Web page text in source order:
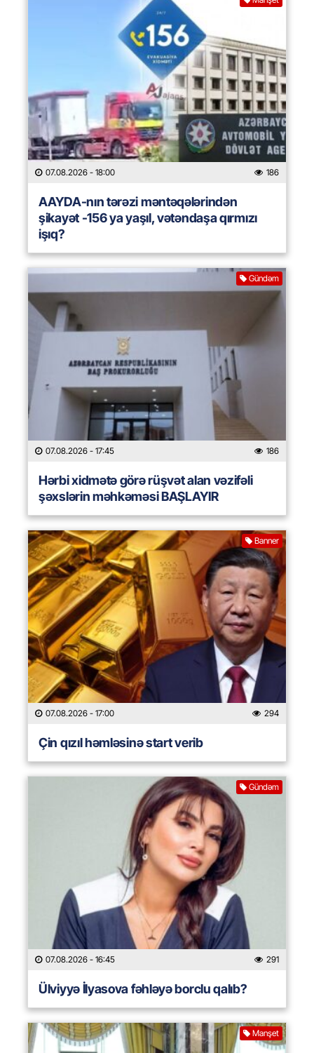
07.08.2026 - 18:00 186
AAYDA-nın tərəzi məntəqələrindən
şikayət -156 ya yaşıl, vətəndaşa qırmızı
işıq?
Gündəm
07.08.2026 - 17:45 186
Hərbi xidmətə görə rüşvət alan vəzifəli
şəxslərin məhkəməsi BAŞLAYIR
Banner
07.08.2026 - 17:00 294
Çin qızıl həmləsinə start verib
Gündəm
07.08.2026 - 16:45 291
Ülviyyə İlyasova fəhləyə borclu qalıb?
Manşet